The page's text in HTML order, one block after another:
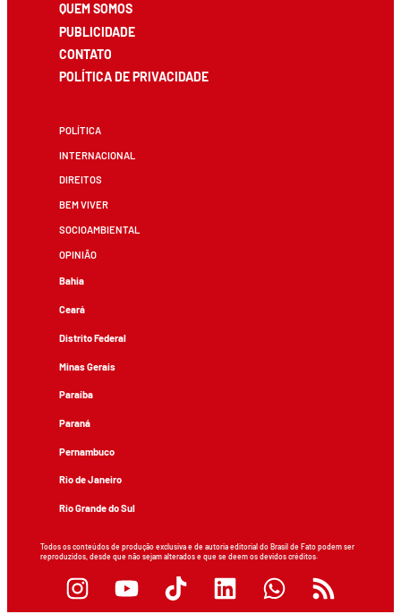
QUEM SOMOS
PUBLICIDADE
CONTATO
POLÍTICA DE PRIVACIDADE
POLÍTICA
INTERNACIONAL
DIREITOS
BEM VIVER
SOCIOAMBIENTAL
OPINIÃO
Bahia
Ceará
Distrito Federal
Minas Gerais
Paraíba
Paraná
Pernambuco
Rio de Janeiro
Rio Grande do Sul
Todos os conteúdos de produção exclusiva e de autoria editorial do Brasil de Fato podem ser
reproduzidos, desde que não sejam alterados e que se deem os devidos créditos.